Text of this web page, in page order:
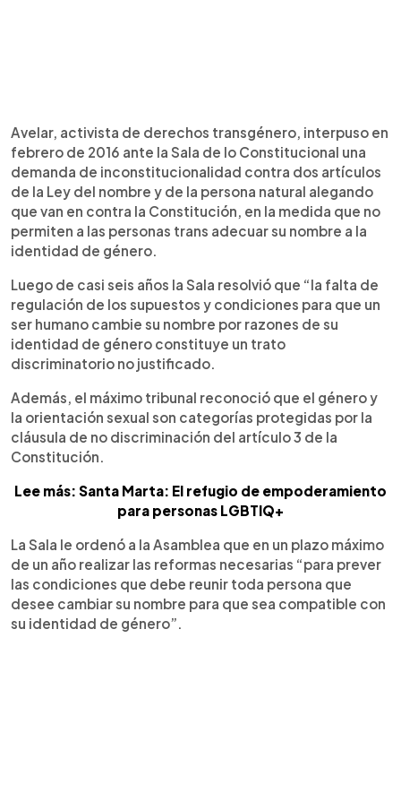
Avelar, activista de derechos transgénero, interpuso en
febrero de 2016 ante la Sala de lo Constitucional una
demanda de inconstitucionalidad contra dos artículos
de la Ley del nombre y de la persona natural alegando
que van en contra la Constitución, en la medida que no
permiten a las personas trans adecuar su nombre a la
identidad de género.
Luego de casi seis años la Sala resolvió que “la falta de
regulación de los supuestos y condiciones para que un
ser humano cambie su nombre por razones de su
identidad de género constituye un trato
discriminatorio no justificado.
Además, el máximo tribunal reconoció que el género y
la orientación sexual son categorías protegidas por la
cláusula de no discriminación del artículo 3 de la
Constitución.
Lee más: Santa Marta: El refugio de empoderamiento
para personas LGBTIQ+
La Sala le ordenó a la Asamblea que en un plazo máximo
de un año realizar las reformas necesarias “para prever
las condiciones que debe reunir toda persona que
desee cambiar su nombre para que sea compatible con
su identidad de género”.